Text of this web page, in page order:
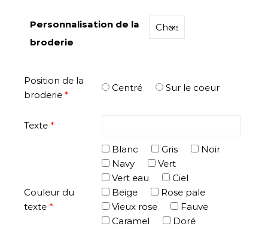
Personnalisation de la
broderie
Position de la
broderie *
Centré Sur le coeur
Texte *
Couleur du
texte *
Blanc Gris
Noir
Navy
Vert
Vert eau
Ciel
Beige
Rose pale
Vieux rose
Fauve
Caramel
Doré